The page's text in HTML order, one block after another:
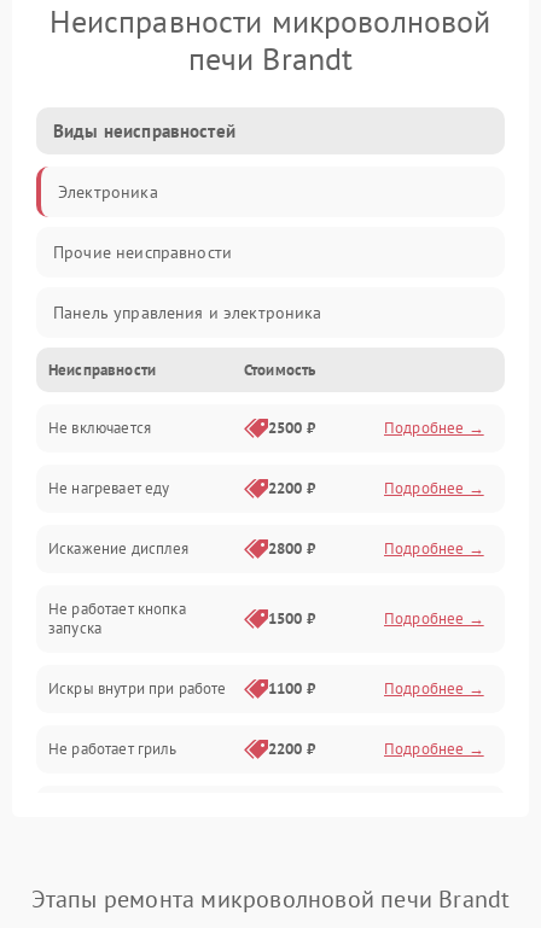
Неисправности микроволновой
печи Brandt
Виды неисправностей
Электроника
Прочие неисправности
Панель управления и электроника
Дверца и корпус
Механика и внутренние элементы
Механические повреждения
Питание и запуск
Нагрев и приготовление
Программное обеспечение
Неисправности Стоимость
Не включается 2500 ₽ Подробнее →
Не нагревает еду 2200 ₽ Подробнее →
Искажение дисплея 2800 ₽ Подробнее →
Не работает кнопка
запуска
1500 ₽ Подробнее →
Искры внутри при работе 1100 ₽ Подробнее →
Не работает гриль 2200 ₽ Подробнее →
Подробнее →
Этапы ремонта микроволновой печи Brandt